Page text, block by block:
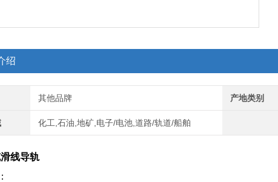
绍
其他品牌 产地类别
化工,石油,地矿,电子/电池,道路/轨道/船舶
线导轨